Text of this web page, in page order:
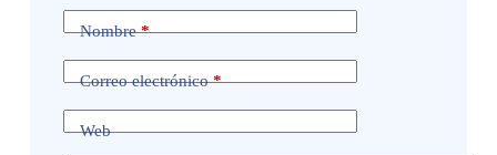
Nombre*
Correo electrónico*
Web